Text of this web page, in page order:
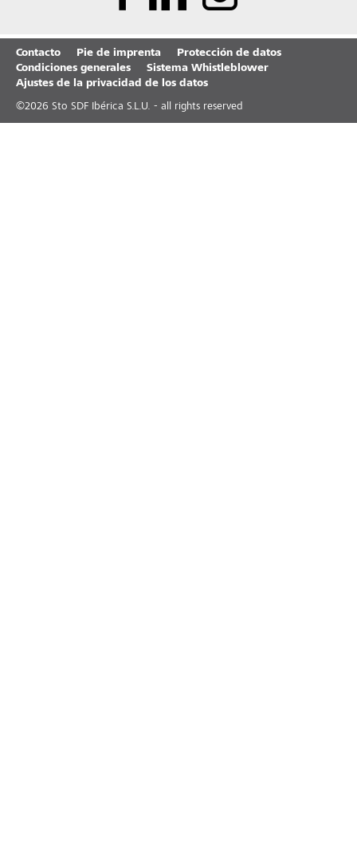
Contacto Pie de imprenta
Protección de datos
Condiciones generales
Sistema Whistleblower
Ajustes de la privacidad de los datos
©2026 Sto SDF Ibérica S.L.U. - all rights reserved